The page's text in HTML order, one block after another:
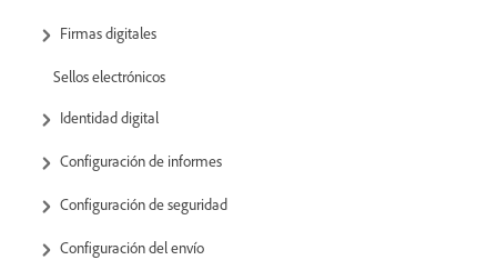
Firmas digitales
Sellos electrónicos
Identidad digital
Configuración de informes
Configuración de seguridad
Configuración del envío